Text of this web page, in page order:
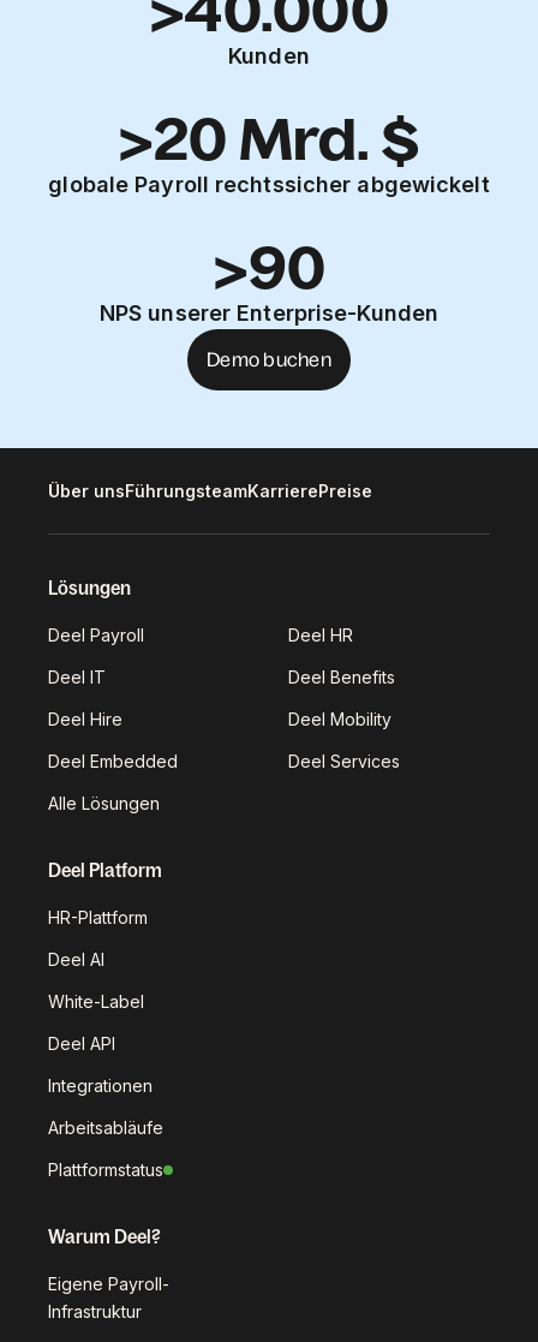
Kunden
>20 Mrd. $
globale Payroll rechtssicher abgewickelt
>90
NPS unserer Enterprise-Kunden
Demo buchen
Über unsFührungsteamKarrierePreise
Lösungen
Deel Payroll Deel HR
Deel IT Deel Benefits
Deel Hire Deel Mobility
Deel Embedded Deel Services
Alle Lösungen
Deel Platform
HR-Plattform
Deel AI
White-Label
Deel API
Integrationen
Arbeitsabläufe
Plattformstatus
Warum Deel?
Eigene Payroll-
Infrastruktur